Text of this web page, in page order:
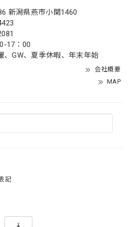
新潟県燕市小関1460
17：00
、GW、夏季休暇、年末年始
会社概要
MAP
記